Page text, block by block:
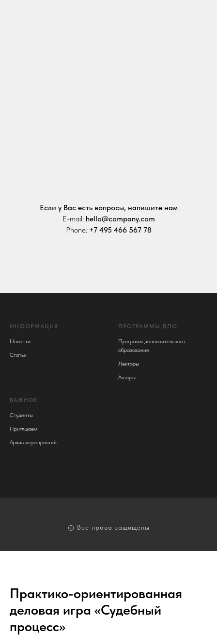
Если у Вас есть вопросы, напишите нам
E-mail: hello@company.com
Phone: +7 495 466 567 78
ИНФОРМАЦИЯ
Новости
Статьи
ПРОГРАММЫ ДПО
Программ дополнительного
образования
Лекторы
Авторы
ВАЖНОЕ
Студенты
Приглшаем
Архив мероприятий
© Все права защищены
Практико-ориентированная
деловая игра «Судебный
процесс»